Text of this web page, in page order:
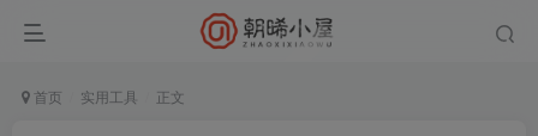
首页 实用工具 正文